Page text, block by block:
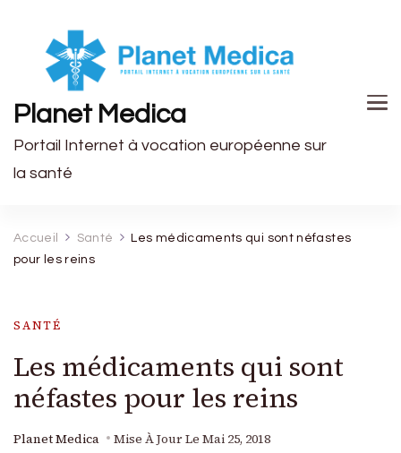
Planet Medica
Portail Internet à vocation européenne sur
la santé
Accueil Santé
Les médicaments qui sont néfastes
pour les reins
SANTÉ
Les médicaments qui sont
néfastes pour les reins
Planet Medica Mise À Jour Le Mai 25, 2018